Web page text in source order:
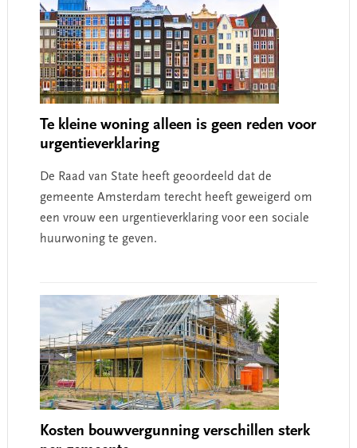
Te kleine woning alleen is geen reden voor
urgentieverklaring
De Raad van State heeft geoordeeld dat de
gemeente Amsterdam terecht heeft geweigerd om
een vrouw een urgentieverklaring voor een sociale
huurwoning te geven.
Kosten bouwvergunning verschillen sterk